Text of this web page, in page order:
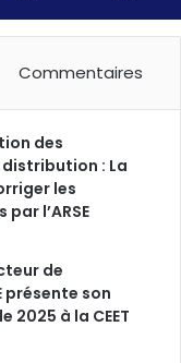
Commentaires
des
: La
les
l’ARSE
de
présente son
à la CEET